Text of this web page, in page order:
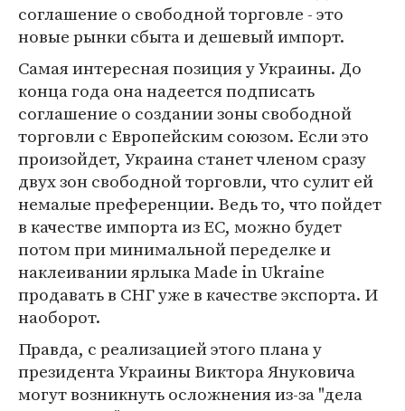
соглашение о свободной торговле - это
новые рынки сбыта и дешевый импорт.
Самая интересная позиция у Украины. До
конца года она надеется подписать
соглашение о создании зоны свободной
торговли с Европейским союзом. Если это
произойдет, Украина станет членом сразу
двух зон свободной торговли, что сулит ей
немалые преференции. Ведь то, что пойдет
в качестве импорта из ЕС, можно будет
потом при минимальной переделке и
наклеивании ярлыка Made in Ukraine
продавать в СНГ уже в качестве экспорта. И
наоборот.
Правда, с реализацией этого плана у
президента Украины Виктора Януковича
могут возникнуть осложнения из-за "дела